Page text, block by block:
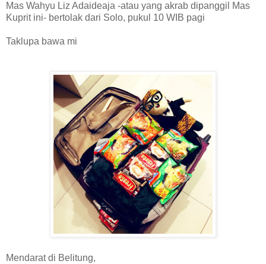
Mas Wahyu Liz Adaideaja -atau yang akrab dipanggil Mas
Kuprit ini- bertolak dari Solo, pukul 10 WIB pagi
Taklupa bawa mi
Mendaratdi Belitung,